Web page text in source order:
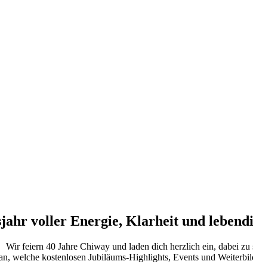
voller Energie, Klarheit und
Wir feiern 40 Jahre Chiway und laden dich herzlich ein, dabei zu
welche kostenlosen Jubiläums-Highlights, Events und